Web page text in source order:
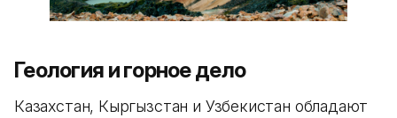
Геология и горное дело
Казахстан, Кыргызстан и Узбекистан обладают